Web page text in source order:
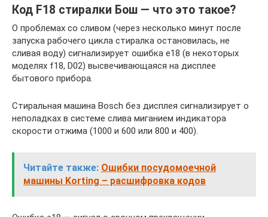
Код F18 стиралки Бош — что это такое?
О проблемах со сливом (через несколько минут после
запуска рабочего цикла стиралка остановилась, не
сливая воду) сигнализирует ошибка e18 (в некоторых
моделях f18, D02) высвечивающаяся на дисплее
бытового прибора.
Стиральная машина Bosch без дисплея сигнализирует о
неполадках в системе слива миганием индикатора
скорости отжима (1000 и 600 или 800 и 400).
Читайте также: Ошибки посудомоечной
машины Korting – расшифровка кодов